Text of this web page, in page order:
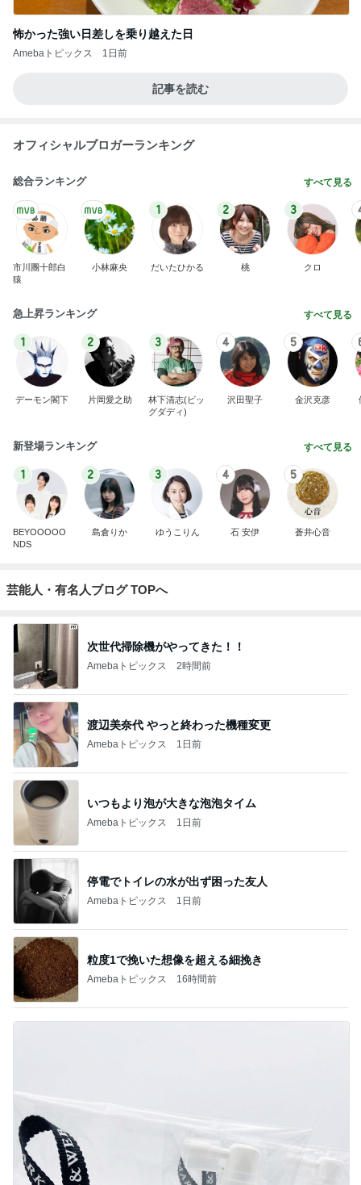
怖かった強い日差しを乗り越えた日
Amebaトピックス 1日前
記事を読む
オフィシャルブロガーランキング
総合ランキング すべて見る
市川團十郎白
猿
小林麻央
1
だいたひかる
2
桃
3
クロ
急上昇ランキング すべて見る
1
デーモン閣下
2
片岡愛之助
3
林下清志(ビッ
グダディ)
4
沢田聖子
5
金沢克彦
新登場ランキング すべて見る
1
BEYOOOOO
NDS
2
島倉りか
3
ゆうこりん
4
石 安伊
5
蒼井心音
芸能人・有名人ブログ TOPへ
次世代掃除機がやってきた！！
Amebaトピックス 2時間前
渡辺美奈代 やっと終わった機種変更
Amebaトピックス 1日前
いつもより泡が大きな泡泡タイム
Amebaトピックス 1日前
停電でトイレの水が出ず困った友人
Amebaトピックス 1日前
粒度1で挽いた想像を超える細挽き
Amebaトピックス 16時間前